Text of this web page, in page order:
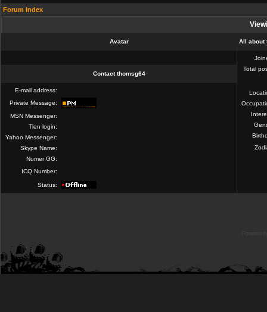
Forum Index
Avatar All about
Total
Contact thomsg64
E-mail address:
Private Message:
MSN Messenger:
Tlen login:
Yahoo Messenger:
Skype Name:
Numer GG:
ICQ Number:
Status: